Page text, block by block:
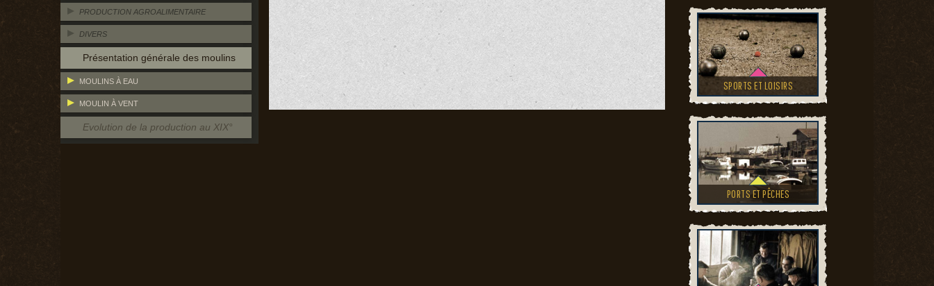
PRODUCTION AGROALIMENTAIRE
DIVERS
Présentation générale des moulins
MOULINS À EAU
MOULIN À VENT
Evolution de la production au XIX°
SPORTS ET LOISIRS
PORTS ET PÊCHES